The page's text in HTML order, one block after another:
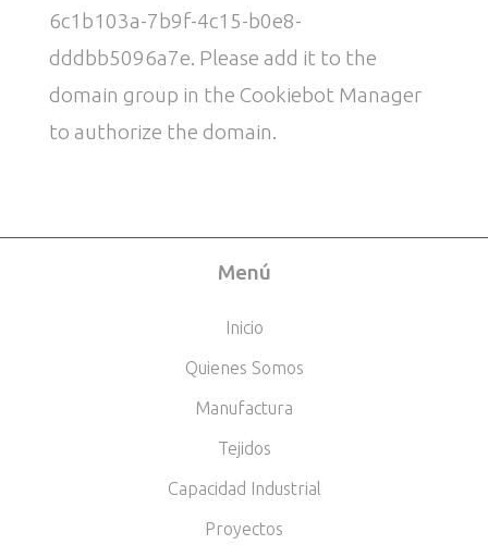
6c1b103a-7b9f-4c15-b0e8-
dddbb5096a7e. Please add it to the
domain group in the Cookiebot Manager
to authorize the domain.
Menú
Inicio
Quienes Somos
Manufactura
Tejidos
Capacidad Industrial
Proyectos